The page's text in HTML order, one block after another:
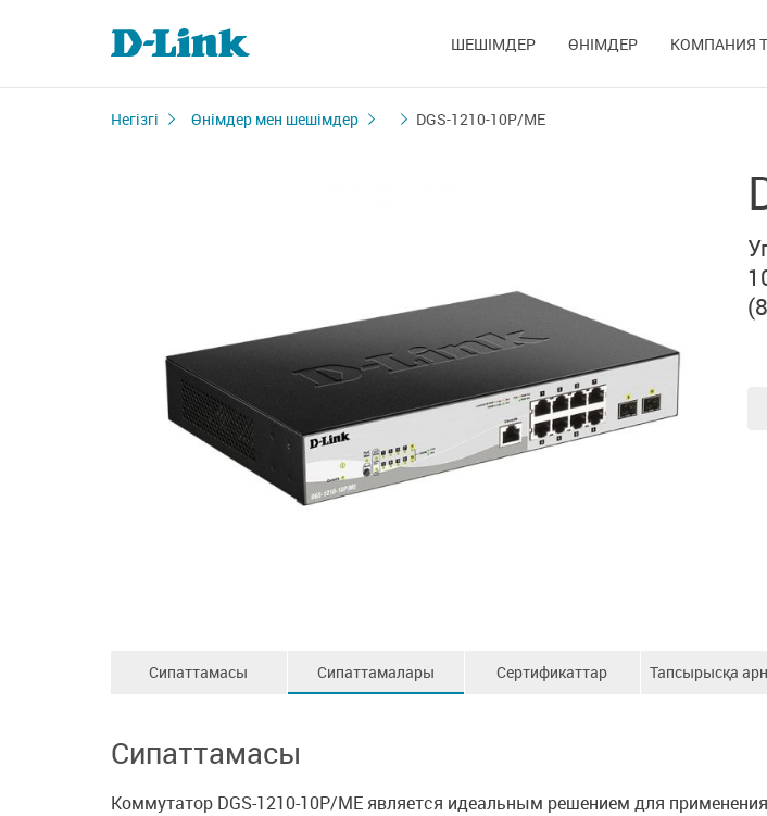
ШЕШІМДЕР ӨНІМДЕР КОМПАНИЯ
Негізгі Өнімдер мен шешімдер DGS-1210-10P/ME
Сипаттамасы Сипаттамалары Сертификаттар Тапсырысқа
Сипаттамасы
Коммутатор DGS-1210-10P/ME является идеальным решением для